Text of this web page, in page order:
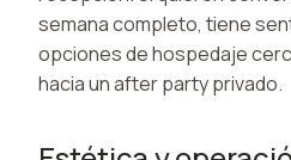
semana completo, tiene
opciones de hospedaje
hacia un after party privado.